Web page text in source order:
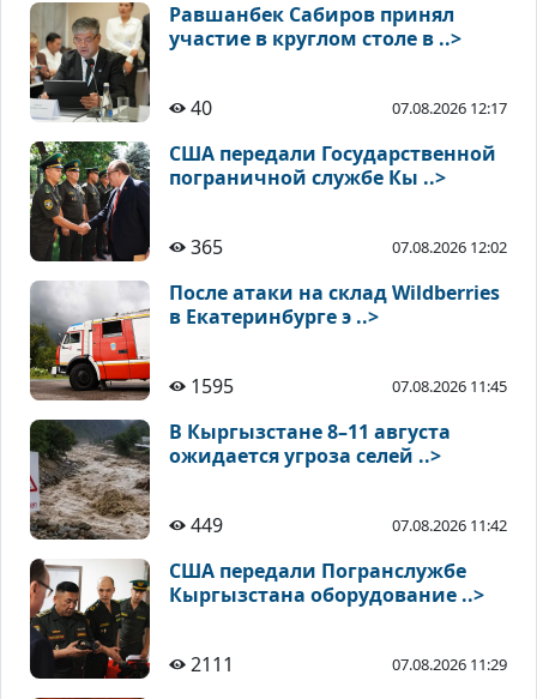
Равшанбек Сабиров принял
участие в круглом столе в ..>
40 07.08.2026 12:17
США передали Государственной
пограничной службе Кы ..>
365 07.08.2026 12:02
После атаки на склад Wildberries
в Екатеринбурге э ..>
1595 07.08.2026 11:45
В Кыргызстане 8–11 августа
ожидается угроза селей ..>
449 07.08.2026 11:42
США передали Погранслужбе
Кыргызстана оборудование ..>
2111 07.08.2026 11:29